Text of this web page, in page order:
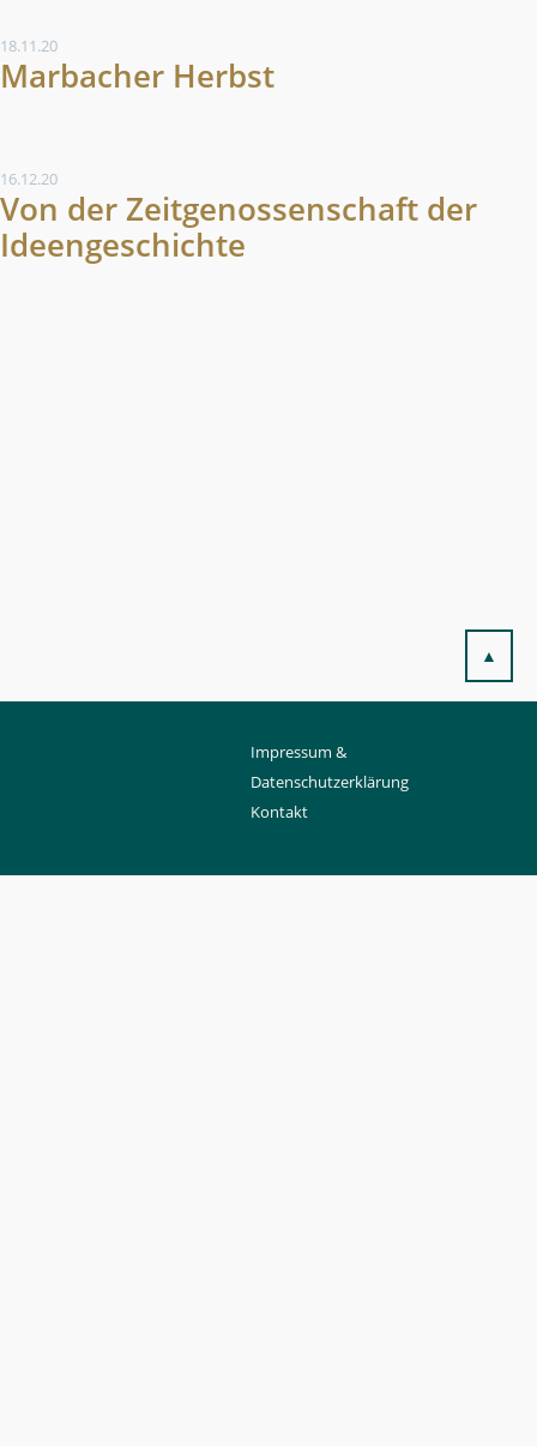
18.11.20
Marbacher Herbst
16.12.20
Von der Zeitgenossenschaft der
Ideengeschichte
▲
Impressum &
Datenschutzerklärung
Kontakt